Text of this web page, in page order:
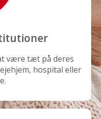
være tæt på deres
hospital eller